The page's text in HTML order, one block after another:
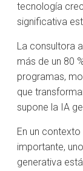
tecnología
significativa
La consultora
más de un 80
programas,
que
supone la IA
En un
importante,
generativa